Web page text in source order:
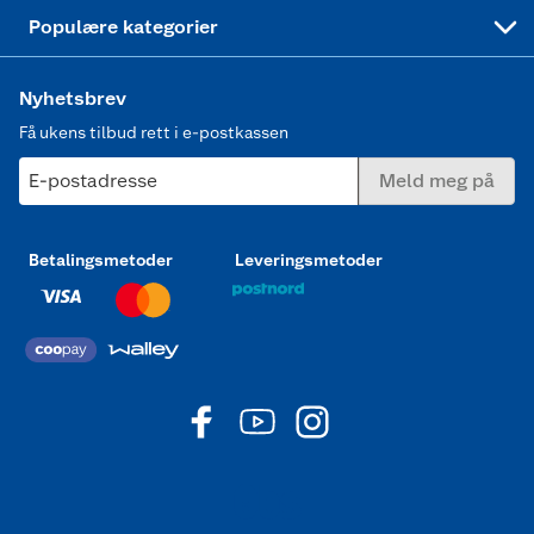
Populære kategorier
Nyhetsbrev
Få ukens tilbud rett i e-postkassen
E-postadresse Meld meg på
Betalingsmetoder Leveringsmetoder